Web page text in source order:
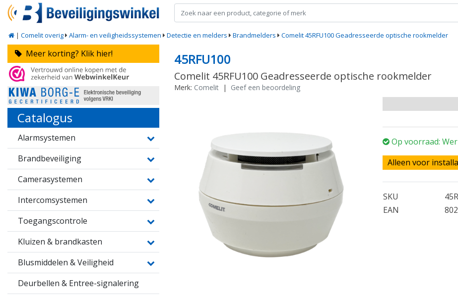
| Comelit overig Alarm- en veiligheidssystemen Detectie en melders Brandmelders Comelit 45RFU100 Geadresseerde optische rookmelder
Meer korting? Klik hier!
Catalogus
Alarmsystemen
Brandbeveiliging
Camerasystemen
Intercomsystemen
Toegangscontrole
Kluizen & brandkasten
Blusmiddelen & Veiligheid
Deurbellen & Entree-signalering
45RFU100
Comelit 45RFU100 Geadresseerde optische rookmelder
Merk: Comelit | Geef een beoordeling
Op voorraad:
Alleen voor
SKU
EAN